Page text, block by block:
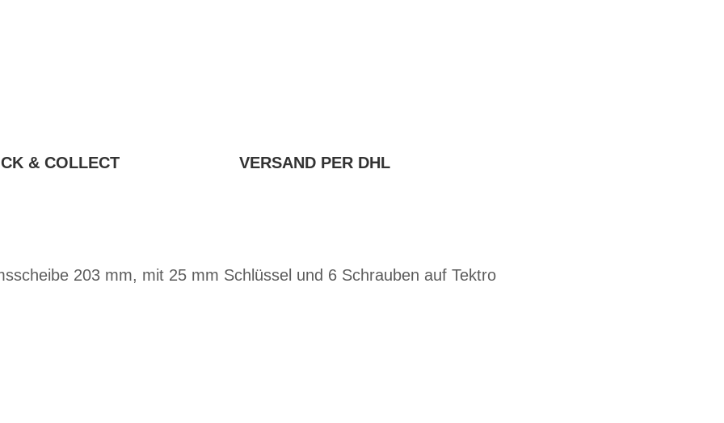
& COLLECT VERSAND PER DHL
203 mm, mit 25 mm Schlüssel und 6 Schrauben auf Tektro